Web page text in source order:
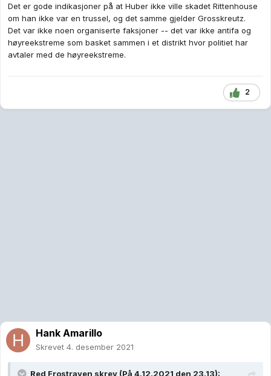
Det er gode indikasjoner på at Huber ikke ville skadet Rittenhouse
om han ikke var en trussel, og det samme gjelder Grosskreutz.
Det var ikke noen organiserte faksjoner -- det var ikke antifa og
høyreekstreme som basket sammen i et distrikt hvor politiet har
avtaler med de høyreekstreme.
2
Hank Amarillo
Skrevet 4. desember 2021
Red Frostraven skrev (På 4.12.2021 den 23.13):